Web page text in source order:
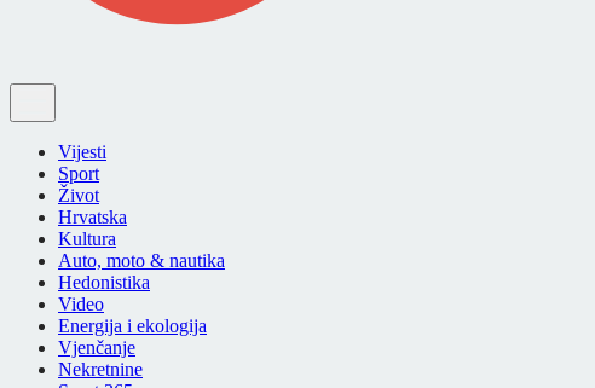
Vijesti
Sport
Život
Hrvatska
Kultura
Auto, moto & nautika
Hedonistika
Video
Energija i ekologija
Vjenčanje
Nekretnine